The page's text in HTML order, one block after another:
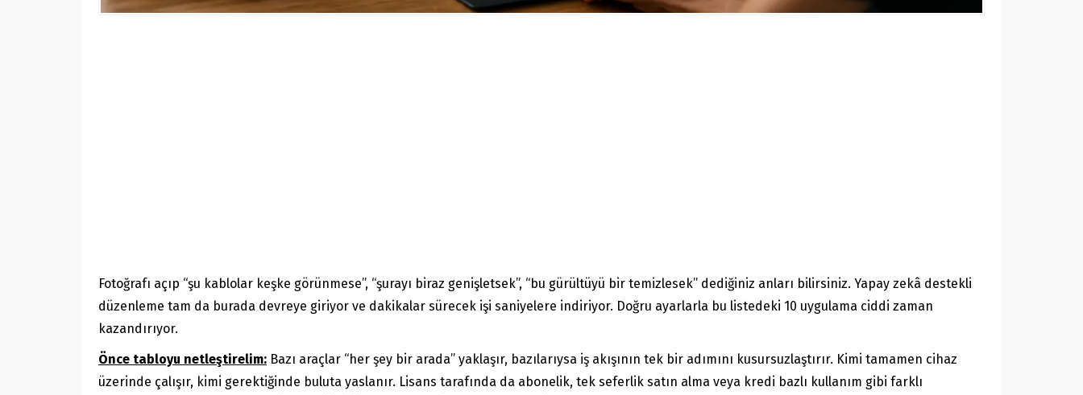
Fotoğrafı açıp “şu kablolar keşke görünmese”, “şurayı biraz genişletsek”, “bu gürültüyü bir temizlesek” dediğiniz anları bilirsiniz. Yapay zekâ destekli
düzenleme tam da burada devreye giriyor ve dakikalar sürecek işi saniyelere indiriyor. Doğru ayarlarla bu listedeki 10 uygulama ciddi zaman
kazandırıyor.
Önce tabloyu netleştirelim: Bazı araçlar “her şey bir arada” yaklaşır, bazılarıysa iş akışının tek bir adımını kusursuzlaştırır. Kimi tamamen cihaz
üzerinde çalışır, kimi gerektiğinde buluta yaslanır. Lisans tarafında da abonelik, tek seferlik satın alma veya kredi bazlı kullanım gibi farklı